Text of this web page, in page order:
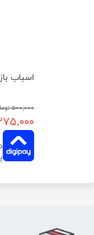
اسباب
۵۰۰,۰۰۰ تومان
۲۷۵,۰۰۰